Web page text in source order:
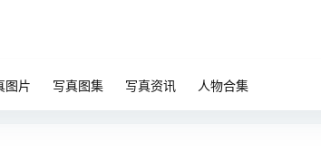
图片 写真图集 写真资讯 人物合集